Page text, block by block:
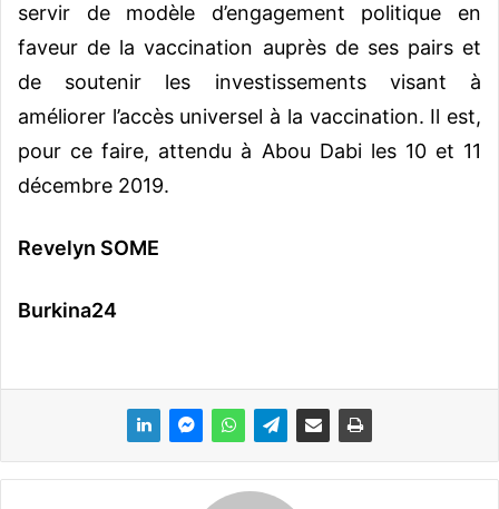
servir de modèle d’engagement politique en
faveur de la vaccination auprès de ses pairs et
de soutenir les investissements visant à
améliorer l’accès universel à la vaccination. Il est,
pour ce faire, attendu à Abou Dabi les 10 et 11
décembre 2019.
Revelyn SOME
Burkina24